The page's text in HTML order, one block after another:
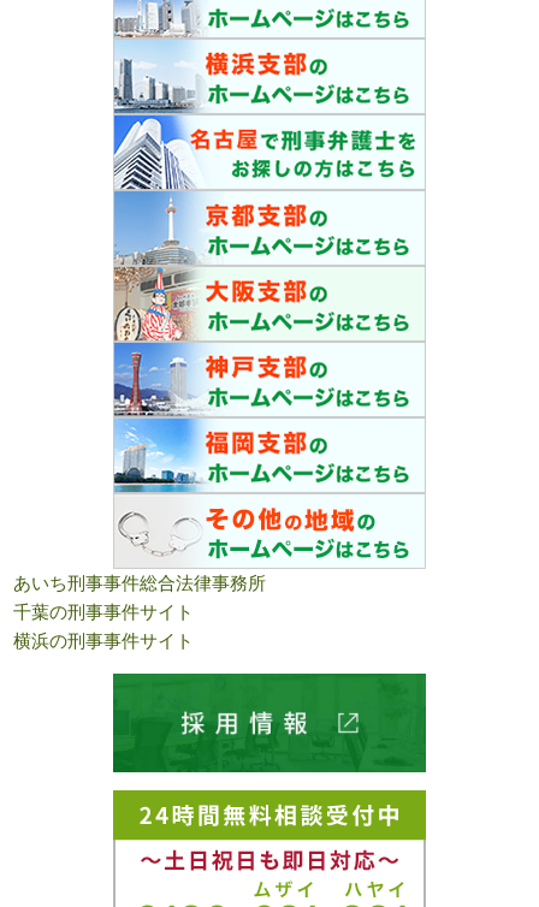
あいち刑事事件総合法律事務所
千葉の刑事事件サイト
横浜の刑事事件サイト